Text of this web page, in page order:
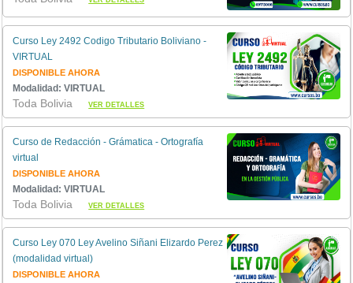
Curso Ley 2492 Codigo Tributario Boliviano -
VIRTUAL
DISPONIBLE AHORA
Modalidad: VIRTUAL
Toda BoliviaVER DETALLES
Curso de Redacción - Grámatica - Ortografía
virtual
DISPONIBLE AHORA
Modalidad: VIRTUAL
Toda BoliviaVER DETALLES
Curso Ley 070 Ley Avelino Siñani Elizardo Perez
(modalidad virtual)
DISPONIBLE AHORA